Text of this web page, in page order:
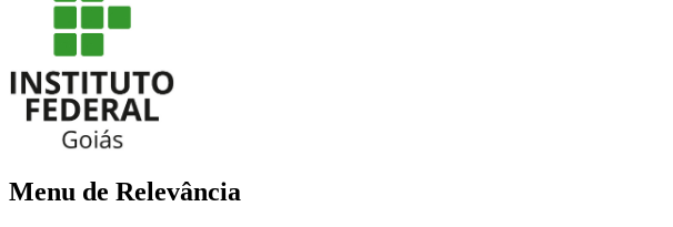
Menu de Relevância